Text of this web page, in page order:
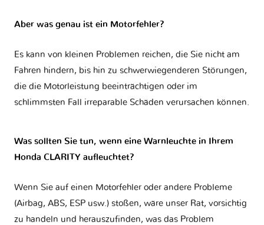
Aber was genau ist ein Motorfehler?
Es kann von kleinen Problemen reichen, die Sie nicht am
Fahren hindern, bis hin zu schwerwiegenderen Störungen,
die die Motorleistung beeinträchtigen oder im
schlimmsten Fall irreparable Schäden verursachen können.
Was sollten Sie tun, wenn eine Warnleuchte in Ihrem
Honda CLARITY aufleuchtet?
Wenn Sie auf einen Motorfehler oder andere Probleme
(Airbag, ABS, ESP usw.) stoßen, wäre unser Rat, vorsichtig
zu handeln und herauszufinden, was das Problem